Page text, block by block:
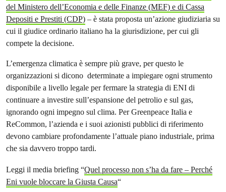
del Ministero dell’Economia e delle Finanze (MEF) e di Cassa
Depositi e Prestiti (CDP) – è stata proposta un’azione giudiziaria su
cui il giudice ordinario italiano ha la giurisdizione, per cui gli
compete la decisione.
L’emergenza climatica è sempre più grave, per questo le
organizzazioni si dicono determinate a impiegare ogni strumento
disponibile a livello legale per fermare la strategia di ENI di
continuare a investire sull’espansione del petrolio e sul gas,
ignorando ogni impegno sul clima. Per Greenpeace Italia e
ReCommon, l’azienda e i suoi azionisti pubblici di riferimento
devono cambiare profondamente l’attuale piano industriale, prima
che sia davvero troppo tardi.
Leggi il media briefing “Quel processo non s’ha da fare – Perché
Eni vuole bloccare la Giusta Causa“